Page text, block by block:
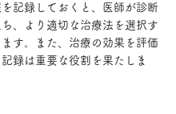
記録しておくと、医師が診断
、より適切な治療法を選択す
す。また、治療の効果を評価
録は重要な役割を果たしま